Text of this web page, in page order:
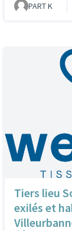
PART K
Tiers lieu
exilés et